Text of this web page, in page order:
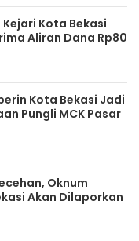
Kota Bekasi
Aliran Dana Rp80
Kota Bekasi Jadi
Pungli MCK Pasar
Oknum
Akan Dilaporkan